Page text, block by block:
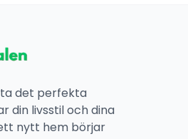
det perfekta
din livsstil och dina
nytt hem börjar